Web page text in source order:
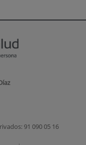
91 090 05 16